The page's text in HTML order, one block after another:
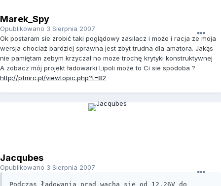
Marek_Spy
Opublikowano 3 Sierpnia 2007
Ok postaram sie zrobić taki poglądowy zasilacz i może i racja ze moja
wersja chociaż bardziej sprawna jest zbyt trudna dla amatora. Jakąs
nie pamiętam zebym krzyczał no moze trochę krytyki konstruktywnej
A zobacz mój projekt ładowarki Lipoli może to Ci sie spodoba ?
http://pfmrc.pl/viewtopic.php?t=82
Jacqubes
Opublikowano 3 Sierpnia 2007
Podczas ładowania prąd wacha się od 12,26V do